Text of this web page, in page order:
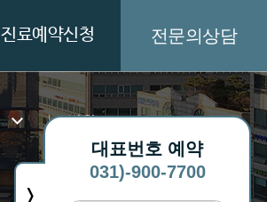
진료예약신청 전문의상담
병원보
공지사항
>
대표번호 예약
031)-900-7700